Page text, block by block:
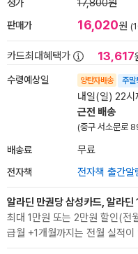
정가 17,800원
판매가 16,020원
카드최대혜택가 13,617
수령예상일 양탄자배송 주말
내일(일) 22시
근전 배송
(중구 서소문로
배송료 무료
전자책 전자책 출간알
알라딘 만권당 삼성카드, 알라
최대 1만원 또는 2만원 할인(
급월 +1개월까지는 전월 실적